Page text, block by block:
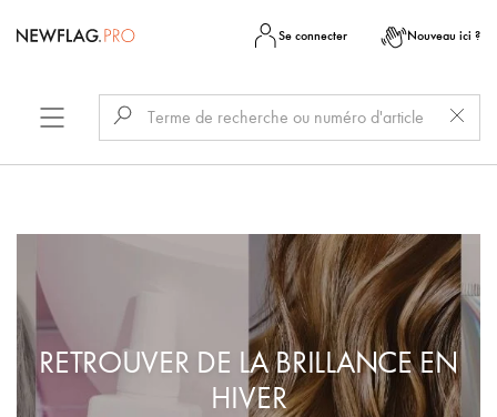
Se connecter Nouveau ici ?
RETROUVER DE LA BRILLANCE EN
HIVER